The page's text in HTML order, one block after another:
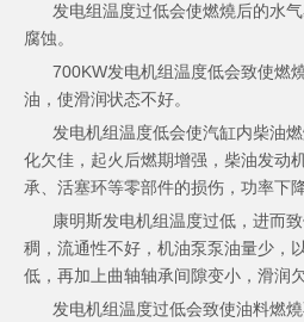
发电组温度过低会使燃燒后的水气
腐蚀。
700KW发电机组温度低会致使燃
油，使滑润状态不好。
发电机组温度低会使汽缸内柴油燃
化欠佳，起火后燃期增强，柴油发动
承、活塞环等零部件的损伤，功率下
康明斯发电机组温度过低，进而
稠，流通性不好，机油泵泵油量少，
低，再加上曲轴轴承间隙变小，滑润欠
发电机组温度过低会致使油料燃燒